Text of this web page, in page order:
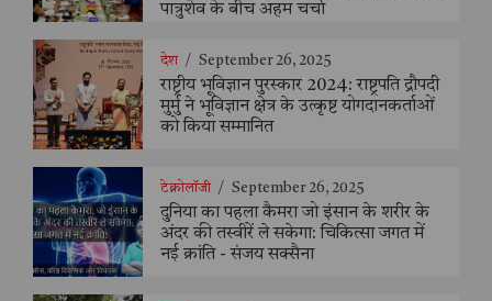
पात्रुशेव के बीच अहम चर्चा
देश / September 26, 2025
राष्ट्रीय भूविज्ञान पुरस्कार 2024: राष्ट्रपति द्रौपदी
मुर्मु ने भूविज्ञान क्षेत्र के उत्कृष्ट योगदानकर्ताओं
को किया सम्मानित
टेक्नोलॉजी / September 26, 2025
दुनिया का पहला कैमरा जो इंसान के शरीर के
अंदर की तस्वीरें ले सकेगा: चिकित्सा जगत में
नई क्रांति - संजय सक्सैना